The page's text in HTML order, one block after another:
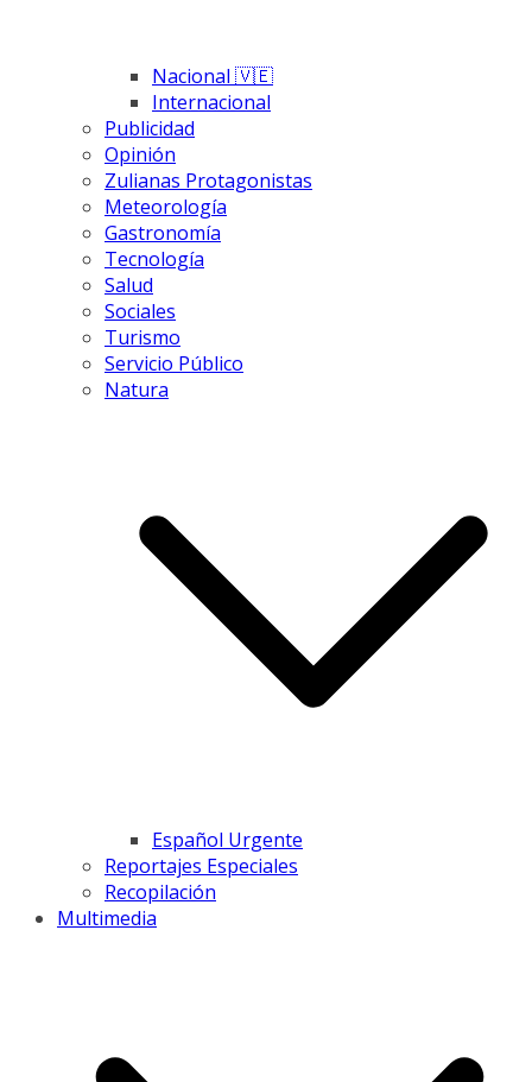
Nacional 🇻🇪
Internacional
Publicidad
Opinión
Zulianas Protagonistas
Meteorología
Gastronomía
Tecnología
Salud
Sociales
Turismo
Servicio Público
Natura
Español Urgente
Reportajes Especiales
Recopilación
Multimedia